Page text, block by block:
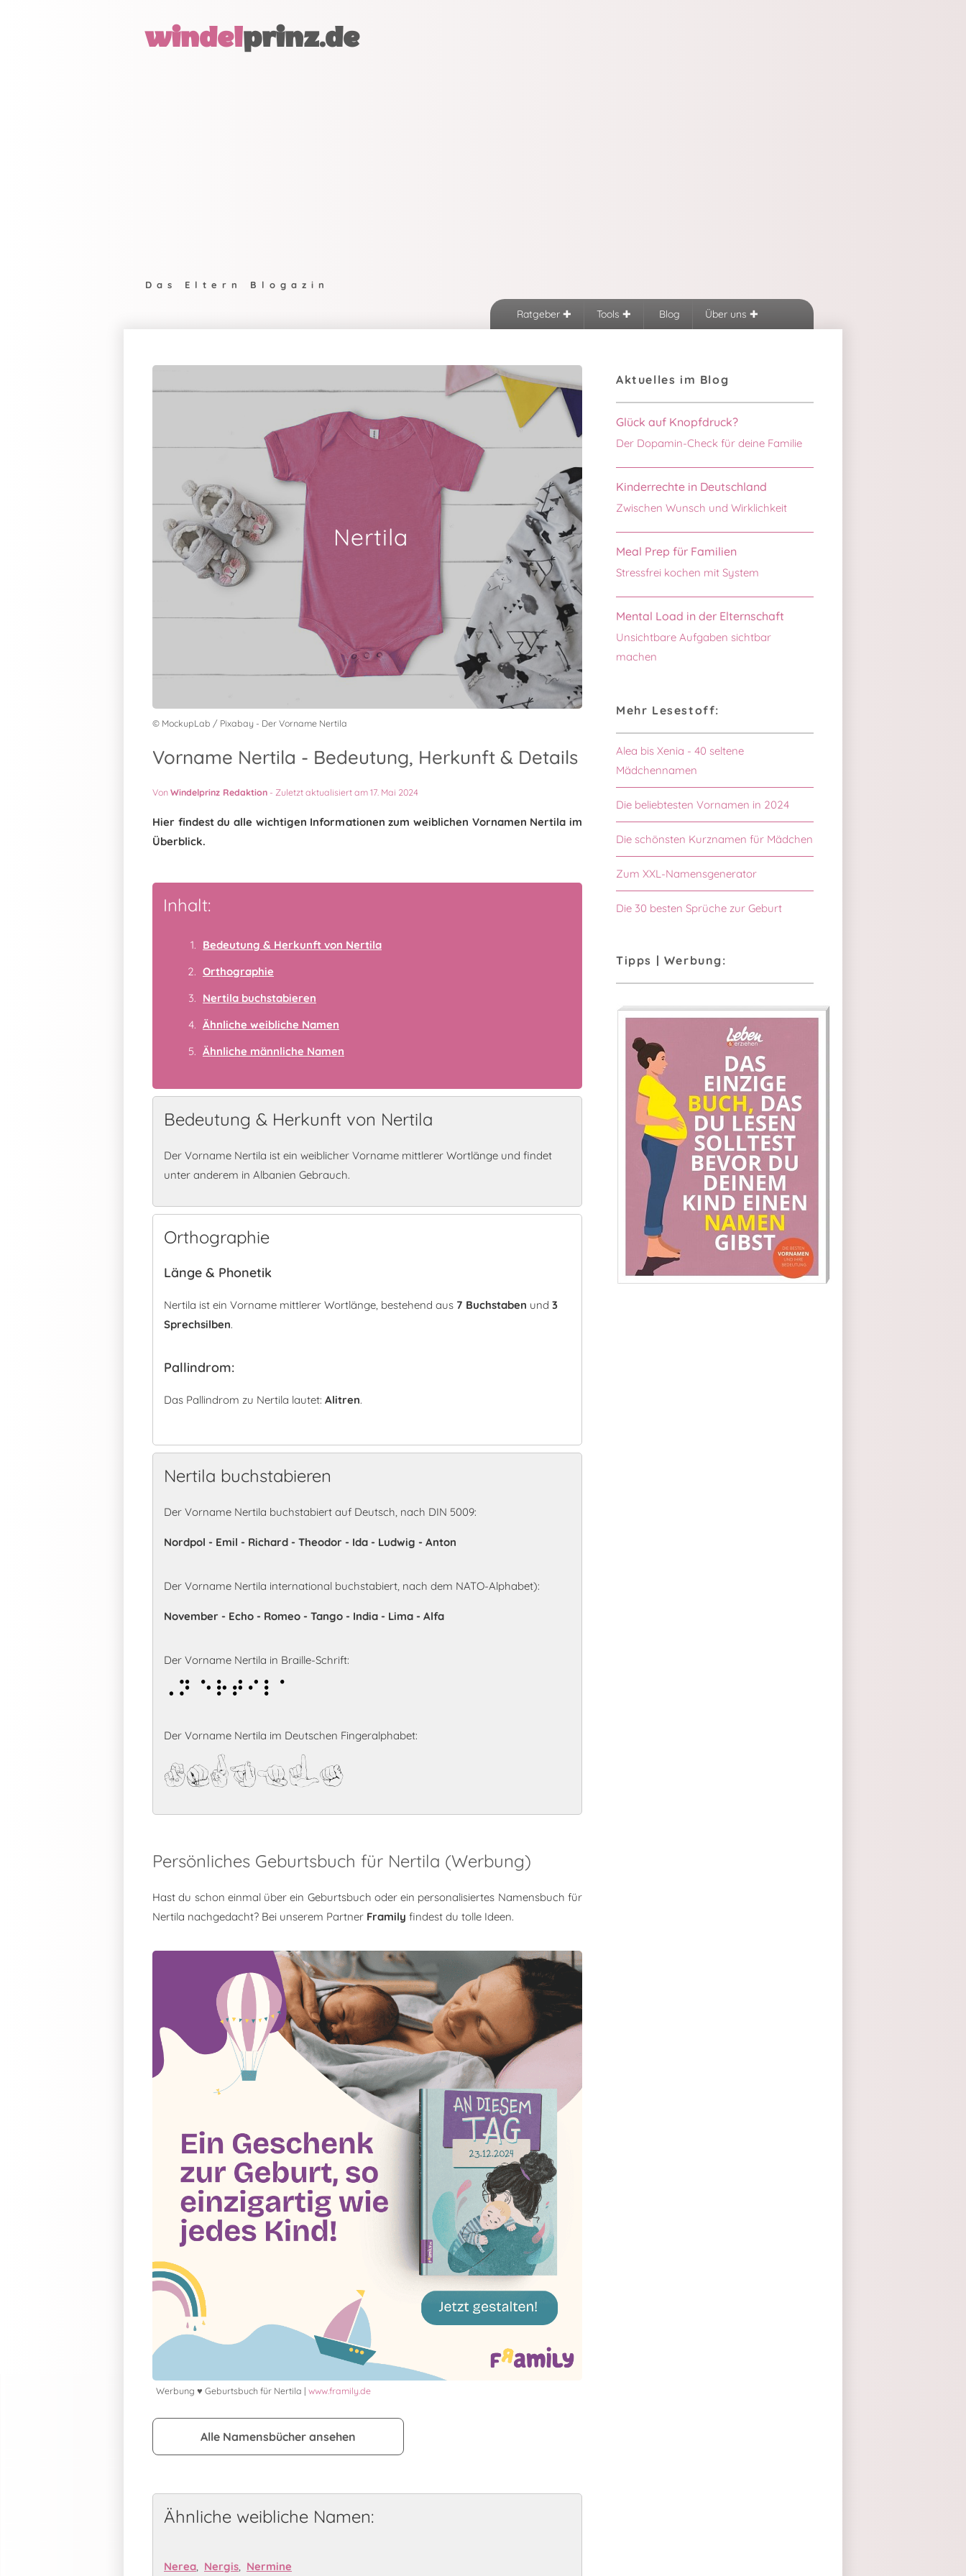
windelprinz.de
Das Eltern Blogazin
Ratgeber Tools Blog Über uns
Nertila
© MockupLab / Pixabay - Der Vorname Nertila
Vorname Nertila - Bedeutung, Herkunft & Details
VonWindelprinz Redaktion - Zuletzt aktualisiert am 17. Mai 2024
Hier findest du alle wichtigen Informationen zum weiblichen Vornamen Nertila im
Überblick.
Inhalt:
Bedeutung & Herkunft von Nertila
Orthographie
Nertila buchstabieren
Ähnliche weibliche Namen
Ähnliche männliche Namen
Bedeutung & Herkunft von Nertila
Der Vorname Nertila ist ein weiblicher Vorname mittlerer Wortlänge und findet
unter anderem in Albanien Gebrauch.
Orthographie
Länge & Phonetik
Nertila ist ein Vorname mittlerer Wortlänge, bestehend aus 7 Buchstaben und 3
Sprechsilben.
Pallindrom:
Das Pallindrom zu Nertila lautet: Alitren.
Nertila buchstabieren
Der Vorname Nertila buchstabiert auf Deutsch, nach DIN 5009:
Nordpol - Emil - Richard - Theodor - Ida - Ludwig - Anton
Der Vorname Nertila international buchstabiert, nach dem NATO-Alphabet):
November - Echo - Romeo - Tango - India - Lima - Alfa
Der Vorname Nertila in Braille-Schrift:
Nertila
Der Vorname Nertila im Deutschen Fingeralphabet:
Nertila
Persönliches Geburtsbuch für Nertila (Werbung)
Hast du schon einmal über ein Geburtsbuch oder ein personalisiertes Namensbuch für
Nertila nachgedacht? Bei unserem Partner Framily findest du tolle Ideen.
Werbung ♥ Geburtsbuch für Nertila | www.framily.de
Alle Namensbücher ansehen
Ähnliche weibliche Namen:
Nerea, Nergis, Nermine
Aktuelles im Blog
Glück auf Knopfdruck?
Der Dopamin-Check für deine Familie
Kinderrechte in Deutschland
Zwischen Wunsch und Wirklichkeit
Meal Prep für Familien
Stressfrei kochen mit System
Mental Load in der Elternschaft
Unsichtbare Aufgaben sichtbar
machen
Mehr Lesestoff:
Alea bis Xenia - 40 seltene
Mädchennamen
Die beliebtesten Vornamen in 2024
Die schönsten Kurznamen für Mädchen
Zum XXL-Namensgenerator
Die 30 besten Sprüche zur Geburt
Tipps | Werbung: